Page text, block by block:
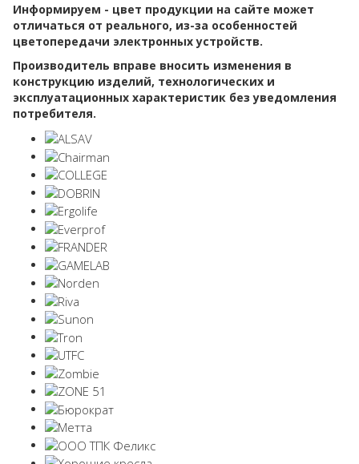
Информируем - цвет продукции на сайте может
отличаться от реального, из-за особенностей
цветопередачи электронных устройств.
Производитель вправе вносить изменения в
конструкцию изделий, технологических и
эксплуатационных характеристик без уведомления
потребителя.